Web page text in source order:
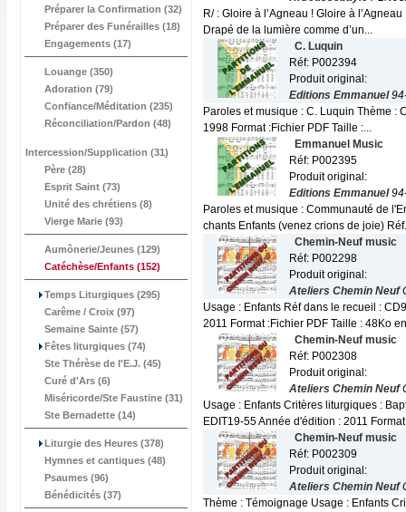
Préparer la Confirmation (32)
Préparer des Funérailles (18)
Engagements (17)
Louange (350)
Adoration (79)
Confiance/Méditation (235)
Réconciliation/Pardon (48)
Intercession/Supplication (31)
Père (28)
Esprit Saint (73)
Unité des chrétiens (8)
Vierge Marie (93)
Aumônerie/Jeunes (129)
Catéchèse/Enfants (152)
Temps Liturgiques (295)
Carême / Croix (97)
Semaine Sainte (57)
Fêtes liturgiques (74)
Ste Thérèse de l'E.J. (45)
Curé d'Ars (6)
Miséricorde/Ste Faustine (31)
Ste Bernadette (14)
Liturgie des Heures (378)
Hymnes et cantiques (48)
Psaumes (96)
Bénédicités (37)
R/ : Gloire à l’Agneau ! Gloire à
Drapé de la lumière comme d’un...
C. Luquin
Réf: P002394
Produit original:
Editions Emmanuel
Paroles et musique : C. Luquin Thème :
1998 Format :Fichier PDF Taille :...
Emmanuel Music
Réf: P002395
Produit original:
Editions Emmanuel
Paroles et musique : Communauté de
chants Enfants (venez crions de joie)
Chemin-Neuf music
Réf: P002298
Produit original:
Ateliers Chemin Neuf
Usage : Enfants Réf dans le recueil :
2011 Format :Fichier PDF Taille : 48Ko
Chemin-Neuf music
Réf: P002308
Produit original:
Ateliers Chemin Neuf
Usage : Enfants Critères liturgiques :
EDIT19-55 Année d'édition : 2011
Chemin-Neuf music
Réf: P002309
Produit original:
Ateliers Chemin Neuf
Thème : Témoignage Usage : Enfants